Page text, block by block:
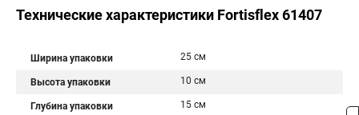
Технические характеристики Fortisflex 61407
Ширина упаковки 25 см
Высота упаковки 10 см
Глубина упаковки 15 см